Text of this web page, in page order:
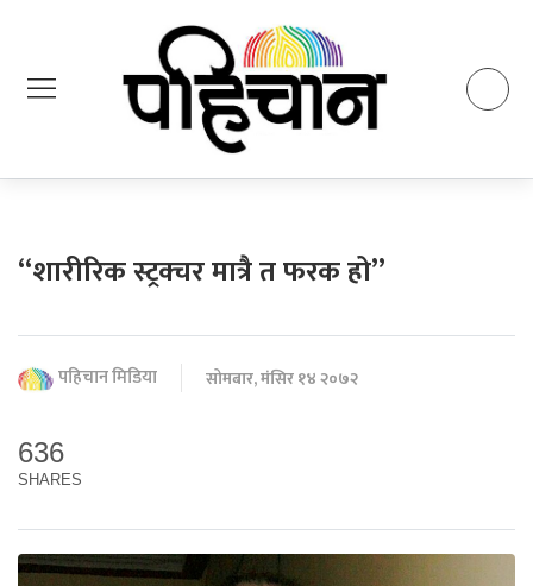
“शारीरिक स्ट्रक्चर मात्रै त फरक हो”
पहिचान मिडिया सोमबार, मंसिर १४ २०७२
636
SHARES